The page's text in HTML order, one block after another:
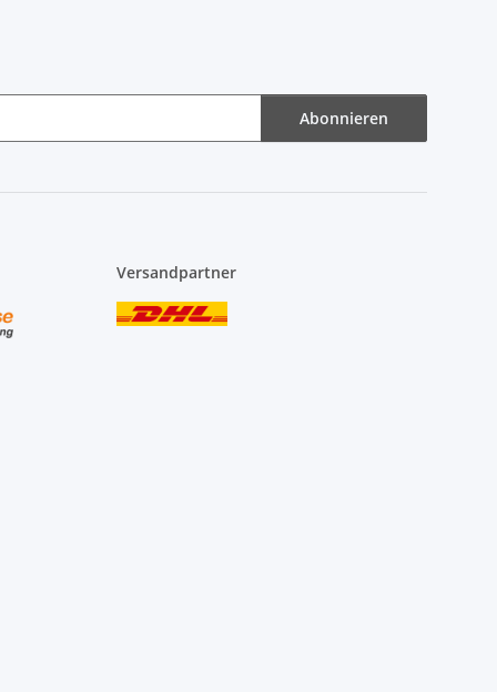
Abonnieren
Versandpartner